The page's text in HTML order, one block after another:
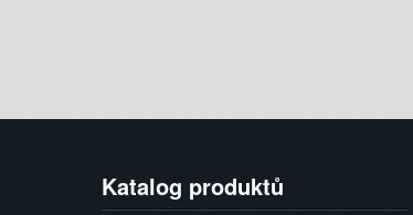
Katalog produktů